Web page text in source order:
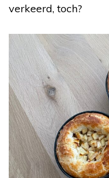
verkeerd, toch?